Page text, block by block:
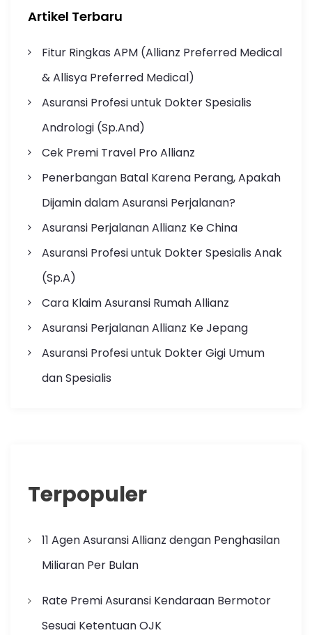
Artikel Terbaru
Fitur Ringkas APM (Allianz Preferred Medical
& Allisya Preferred Medical)
Asuransi Profesi untuk Dokter Spesialis
Andrologi (Sp.And)
Cek Premi Travel Pro Allianz
Penerbangan Batal Karena Perang, Apakah
Dijamin dalam Asuransi Perjalanan?
Asuransi Perjalanan Allianz Ke China
Asuransi Profesi untuk Dokter Spesialis Anak
(Sp.A)
Cara Klaim Asuransi Rumah Allianz
Asuransi Perjalanan Allianz Ke Jepang
Asuransi Profesi untuk Dokter Gigi Umum
dan Spesialis
Terpopuler
11 Agen Asuransi Allianz dengan Penghasilan
Miliaran Per Bulan
Rate Premi Asuransi Kendaraan Bermotor
Sesuai Ketentuan OJK